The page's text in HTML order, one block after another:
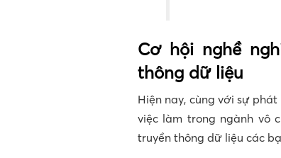
Cơ hội nghề
thông dữ liệu
Hiện nay, cùng với sự
việc làm trong ngành vô
truyền thông dữ liệu các